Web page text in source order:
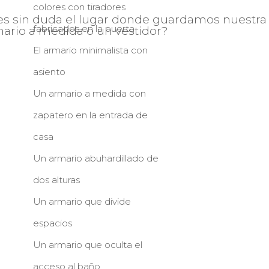
sin duda el lugar donde guardamos nuestra
a medida o un vestidor?
colores con tiradores
fabricados en la puerta
El armario minimalista con
asiento
Un armario a medida con
zapatero en la entrada de
casa
Un armario abuhardillado de
dos alturas
Un armario que divide
espacios
Un armario que oculta el
acceso al baño